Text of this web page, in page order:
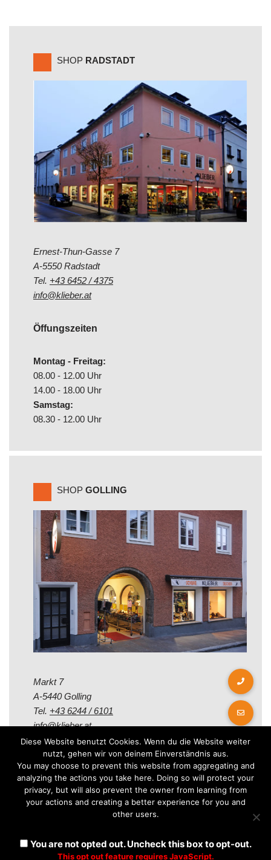
SHOP RADSTADT
Ernest-Thun-Gasse 7
A-5550 Radstadt
Tel. +43 6452 / 4375
info@klieber.at
Öffungszeiten
Montag - Freitag:
08.00 - 12.00 Uhr
14.00 - 18.00 Uhr
Samstag:
08.30 - 12.00 Uhr
SHOP GOLLING
Markt 7
A-5440 Golling
Tel. +43 6244 / 6101
info@klieber.at
Öffungszeiten
Montag - Freitag:
08.00 - 12.00 Uhr
08.30 - 12.30 Uhr
Diese Website benutzt Cookies. Wenn du die Website weiter
nutzt, gehen wir von deinem Einverständnis aus.
You may choose to prevent this website from aggregating and
analyzing the actions you take here. Doing so will protect your
privacy, but will also prevent the owner from learning from
your actions and creating a better experience for you and
other users.
You are not opted out. Uncheck this box to opt-out.
This opt out feature requires JavaScript.